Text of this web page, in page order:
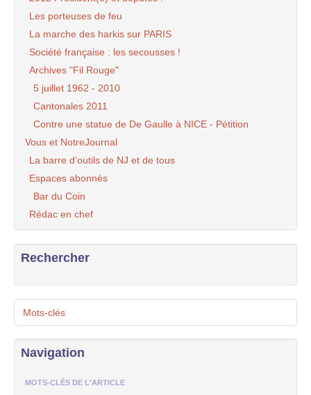
Les porteuses de feu
La marche des harkis sur PARIS
Société française : les secousses !
Archives "Fil Rouge"
5 juillet 1962 - 2010
Cantonales 2011
Contre une statue de De Gaulle à NICE - Pétition
Vous et NotreJournal
La barre d’outils de NJ et de tous
Espaces abonnés
Bar du Coin
Rédac en chef
Rechercher
Mots-clés
Navigation
MOTS-CLÉS DE L'ARTICLE